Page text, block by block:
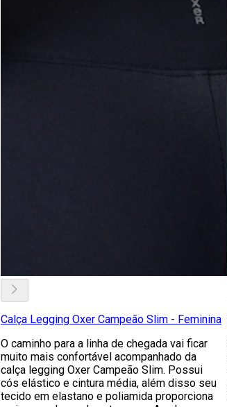
Calça Legging Oxer Campeão Slim - Feminina
O caminho para a linha de chegada vai ficar
muito mais confortável acompanhado da
calça legging Oxer Campeão Slim. Possui
cós elástico e cintura média, além disso seu
tecido em elastano e poliamida proporciona